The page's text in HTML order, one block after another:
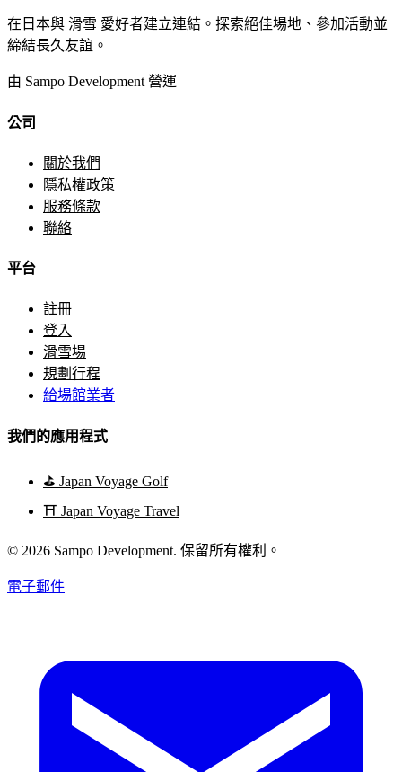
在日本與 滑雪 愛好者建立連結。探索絕佳場地、參加活動並
締結長久友誼。
由 Sampo Development 營運
公司
關於我們
隱私權政策
服務條款
聯絡
平台
註冊
登入
滑雪場
規劃行程
給場館業者
我們的應用程式
⛳ Japan Voyage Golf
⛩️ Japan Voyage Travel
© 2026 Sampo Development. 保留所有權利。
電子郵件